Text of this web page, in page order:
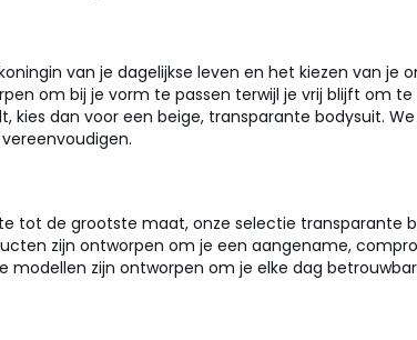
van je dagelijkse leven en het kiezen van je
om bij je vorm te passen terwijl je vrij blijft om
dan voor een beige, transparante bodysuit.
tot de grootste maat, onze selectie transparante
zijn ontworpen om je een aangename,
zijn ontworpen om je elke dag